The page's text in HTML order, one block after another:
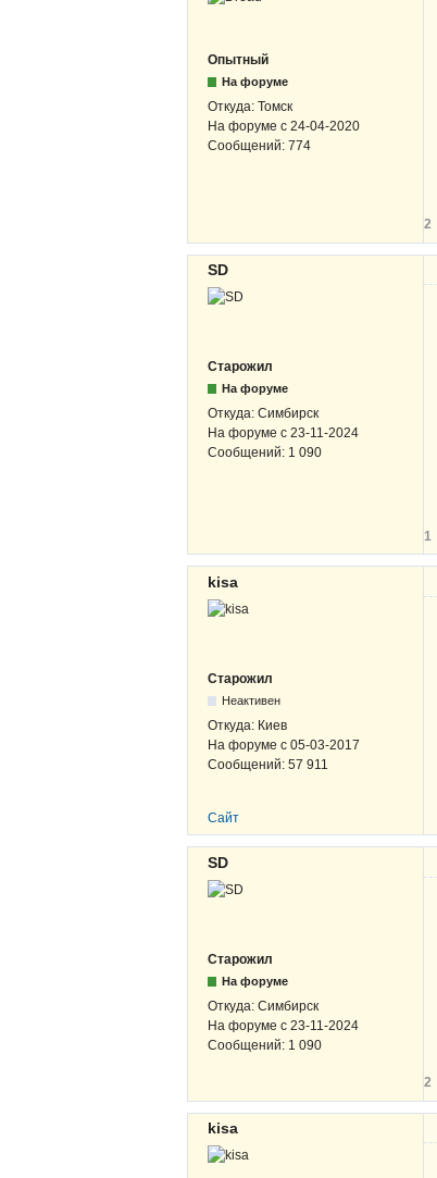
Опытный
На форуме
Откуда: Томск
На форуме с 24-04-2020
Сообщений: 774
2
SD
Старожил
На форуме
Откуда: Симбирск
На форуме с 23-11-2024
Сообщений: 1 090
1
kisa
Старожил
Неактивен
Откуда: Киев
На форуме с 05-03-2017
Сообщений: 57 911
Сайт
SD
Старожил
На форуме
Откуда: Симбирск
На форуме с 23-11-2024
Сообщений: 1 090
2
kisa